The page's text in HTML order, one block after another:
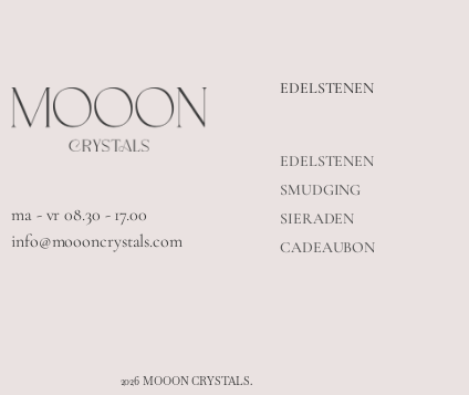
ma - vr 08.30 - 17.00
info@moooncrystals.com
EDELSTENEN
EDELSTENEN
SMUDGING
SIERADEN
CADEAUBON
2026 MOOON CRYSTALS.